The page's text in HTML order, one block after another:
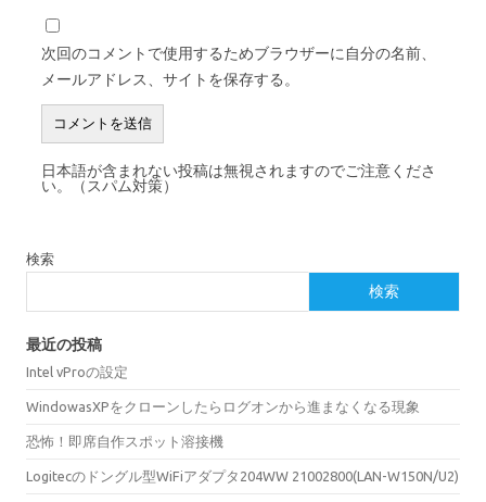
次回のコメントで使用するためブラウザーに自分の名前、
メールアドレス、サイトを保存する。
日本語が含まれない投稿は無視されますのでご注意くださ
い。（スパム対策）
検索
検索
最近の投稿
Intel vProの設定
WindowasXPをクローンしたらログオンから進まなくなる現象
恐怖！即席自作スポット溶接機
Logitecのドングル型WiFiアダプタ204WW 21002800(LAN-W150N/U2)